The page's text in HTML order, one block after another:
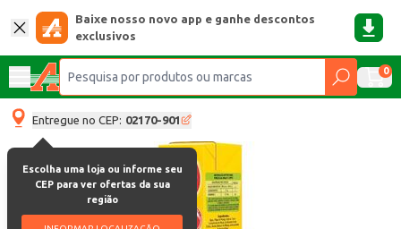
Baixe nosso novo app e ganhe descontos
exclusivos
0
Entregue no CEP: 02170-901
Escolha uma loja ou informe seu
CEP para ver ofertas da sua
região